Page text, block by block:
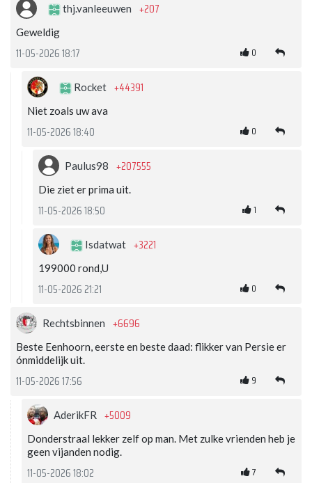
thj.vanleeuwen +207
Geweldig
11-05-2026 18:17 0
Rocket +44391
Niet zoals uw ava
11-05-2026 18:40 0
Paulus98 +207555
Die ziet er prima uit.
11-05-2026 18:50 1
Isdatwat +3221
199000 rond,U
11-05-2026 21:21 0
Rechtsbinnen +6696
Beste Eenhoorn, eerste en beste daad: flikker van Persie er
ónmiddelijk uit.
11-05-2026 17:56 9
AderikFR +5009
Donderstraal lekker zelf op man. Met zulke vrienden heb je
geen vijanden nodig.
11-05-2026 18:02 7